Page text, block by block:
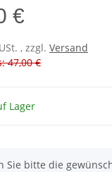
€
, zzgl. Versand
47,00 €
Lager
Sie bitte die